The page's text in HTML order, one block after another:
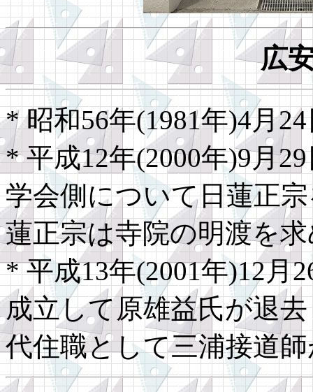
広
* 昭和56年(1981年)4月
* 平成12年(2000年)9月
学会側について日蓮正
蓮正宗は寺院の明渡を
* 平成13年(2001年)12月
成立して原雄益氏が退
代住職として三浦接道